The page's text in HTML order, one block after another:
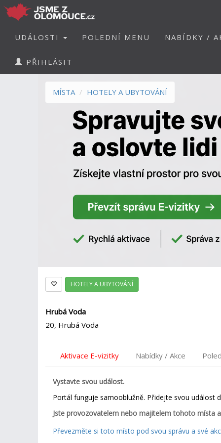
UDÁLOSTI POLEDNÍ MENU NABÍDKY /
PŘIHLÁSIT
MÍSTA HOTELY A UBYTOVÁNÍ
HOTELY A UBYTOVÁNÍ
Hrubá Voda
20, Hrubá Voda
Aktivace E-vizitky Nabídky / Akce
Vystavte svou událost.
Portál funguje samooblužně. Přidejte svou událost
Jste provozovatelem nebo majitelem tohoto místa
Převezměte si toto místo pod svou správu a své